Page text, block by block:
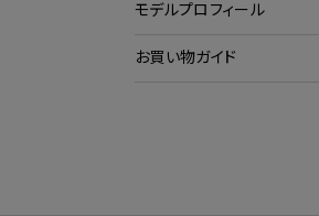
モデルプロフィール
お買い物ガイド